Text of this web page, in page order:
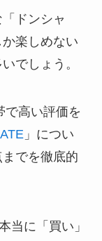
ドンシャ
楽しめない
でしょう。
で高い評価を
」につい
でを徹底的
当に「買い」